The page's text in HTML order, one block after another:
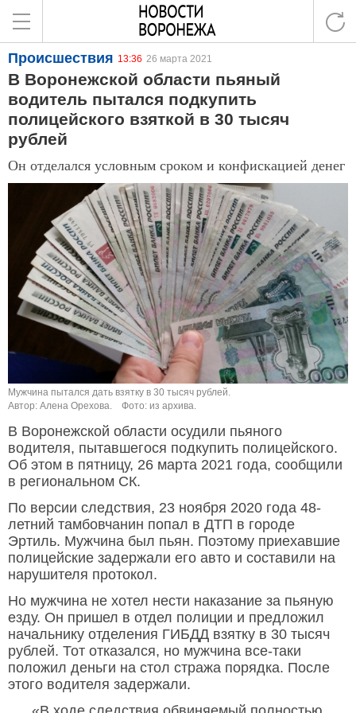
Происшествия 13:36 26 марта 2021
В Воронежской области пьяный
водитель пытался подкупить
полицейского взяткой в 30 тысяч
рублей
Он отделался условным сроком и конфискацией денег
Мужчина пытался дать взятку в 30 тысяч рублей.
Автор: Алена Орехова.
Фото: из архива.
В Воронежской области осудили пьяного
водителя, пытавшегося подкупить полицейского.
Об этом в пятницу, 26 марта 2021 года, сообщили
в региональном СК.
По версии следствия, 23 ноября 2020 года 48-
летний тамбовчанин попал в ДТП в городе
Эртиль. Мужчина был пьян. Поэтому приехавшие
полицейские задержали его авто и составили на
нарушителя протокол.
Но мужчина не хотел нести наказание за пьяную
езду. Он пришел в отдел полиции и предложил
начальнику отделения ГИБДД взятку в 30 тысяч
рублей. Тот отказался, но мужчина все-таки
положил деньги на стол стража порядка. После
этого водителя задержали.